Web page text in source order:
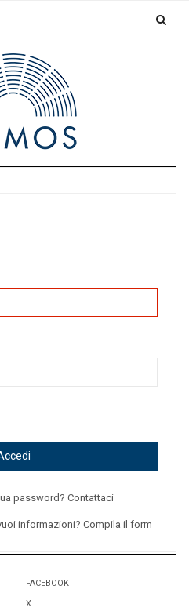
password? Contattaci
informazioni? Compila il form
FACEBOOK
X